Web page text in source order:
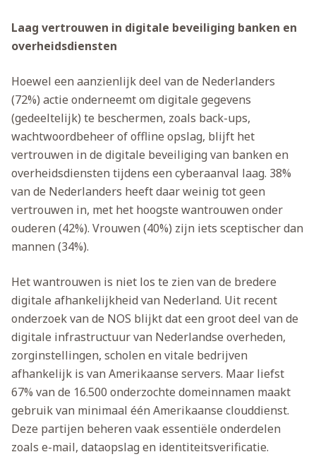
Laag vertrouwen in digitale beveiliging banken en
overheidsdiensten
Hoewel een aanzienlijk deel van de Nederlanders
(72%) actie onderneemt om digitale gegevens
(gedeeltelijk) te beschermen, zoals back-ups,
wachtwoordbeheer of offline opslag, blijft het
vertrouwen in de digitale beveiliging van banken en
overheidsdiensten tijdens een cyberaanval laag. 38%
van de Nederlanders heeft daar weinig tot geen
vertrouwen in, met het hoogste wantrouwen onder
ouderen (42%). Vrouwen (40%) zijn iets sceptischer dan
mannen (34%).
Het wantrouwen is niet los te zien van de bredere
digitale afhankelijkheid van Nederland. Uit recent
onderzoek van de NOS blijkt dat een groot deel van de
digitale infrastructuur van Nederlandse overheden,
zorginstellingen, scholen en vitale bedrijven
afhankelijk is van Amerikaanse servers. Maar liefst
67% van de 16.500 onderzochte domeinnamen maakt
gebruik van minimaal één Amerikaanse clouddienst.
Deze partijen beheren vaak essentiële onderdelen
zoals e-mail, dataopslag en identiteitsverificatie.